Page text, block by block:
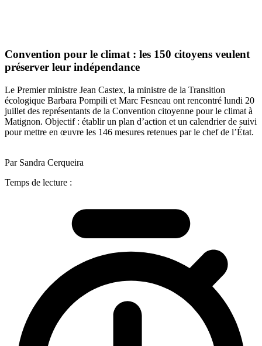
Convention pour le climat : les 150 citoyens veulent
préserver leur indépendance
Le Premier ministre Jean Castex, la ministre de la Transition
écologique Barbara Pompili et Marc Fesneau ont rencontré lundi 20
juillet des représentants de la Convention citoyenne pour le climat à
Matignon. Objectif : établir un plan d’action et un calendrier de suivi
pour mettre en œuvre les 146 mesures retenues par le chef de l’État.
Par Sandra Cerqueira
Temps de lecture :